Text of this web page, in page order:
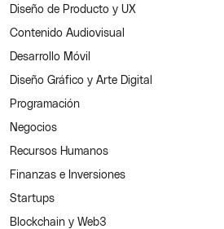
Diseño de Producto y UX
Contenido Audiovisual
Desarrollo Móvil
Diseño Gráfico y Arte Digital
Programación
Negocios
Recursos Humanos
Finanzas e Inversiones
Startups
Blockchain y Web3